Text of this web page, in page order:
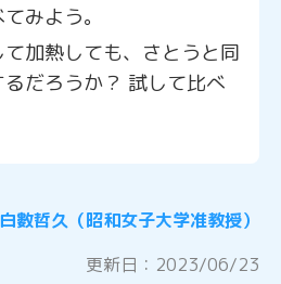
みよう。
加熱しても、さとうと同
だろうか？ 試して比べ
數哲久（昭和女子大学准教授）
更新日： 2023/06/23